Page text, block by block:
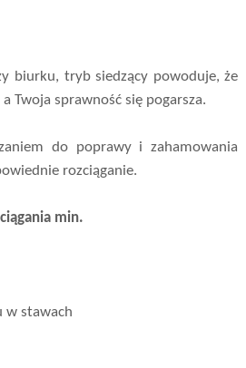
biurku, tryb siedzący powoduje, że
Twoja sprawność się pogarsza.
do poprawy i zahamowania
rozciąganie.
min.
w stawach